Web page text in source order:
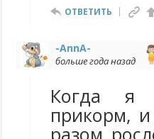
ОТВЕТИТЬ
-AnnA-
больше года назад
Когда я
прикорм,
разом